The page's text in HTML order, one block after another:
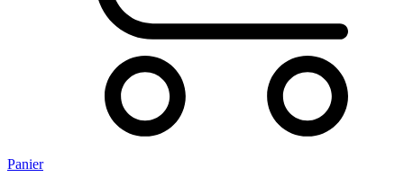
Panier